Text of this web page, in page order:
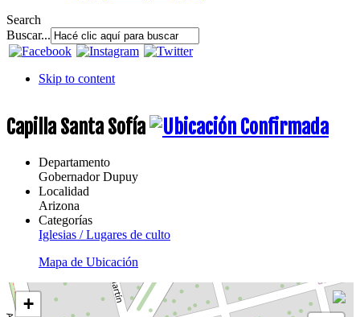
Search
Buscar...
Skip to content
Capilla Santa Sofía
Departamento
Gobernador Dupuy
Localidad
Arizona
Categorías
Iglesias / Lugares de culto
Mapa de Ubicación
+